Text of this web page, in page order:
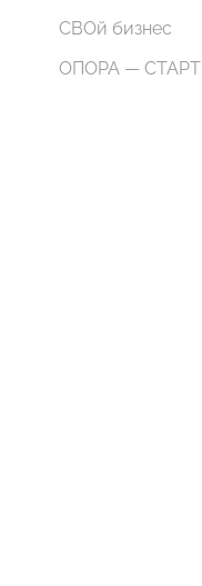
СВОй бизнес
ОПОРА — СТАРТ